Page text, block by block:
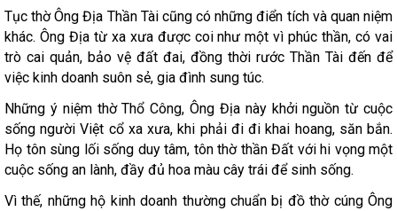
Tục thờ Ông Địa Thần Tài cũng có những điển tích và quan niệm
khác. Ông Địa từ xa xưa được coi như một vì phúc thần, có vai
trò cai quản, bảo vệ đất đai, đồng thời rước Thần Tài đến để
việc kinh doanh suôn sẻ, gia đình sung túc.
Những ý niệm thờ Thổ Công, Ông Địa này khởi nguồn từ cuộc
sống người Việt cổ xa xưa, khi phải đi đi khai hoang, săn bắn.
Họ tôn sùng lối sống duy tâm, tôn thờ thần Đất với hi vọng một
cuộc sống an lành, đầy đủ hoa màu cây trái để sinh sống.
Vì thế, những hộ kinh doanh thường chuẩn bị đồ thờ cúng Ông